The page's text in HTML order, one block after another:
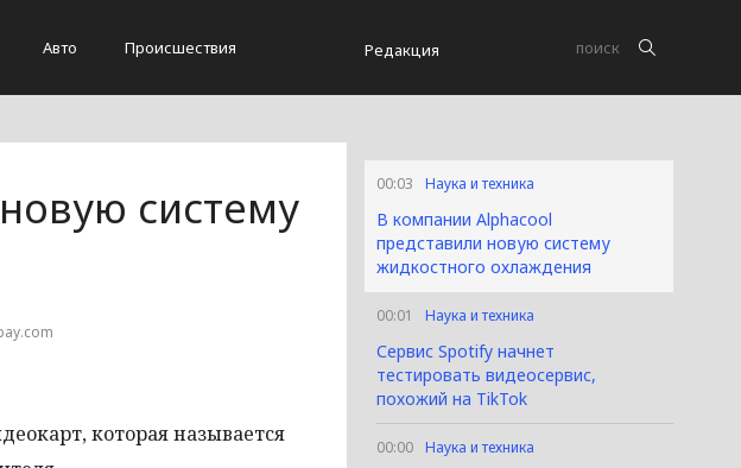
Авто Происшествия Редакция
систему
которая называется
00:03 Наука и техника
В компании Alphacool
представили новую систему
жидкостного охлаждения
00:01 Наука и техника
Сервис Spotify начнет
тестировать видеосервис,
похожий на TikTok
00:00 Наука и техника